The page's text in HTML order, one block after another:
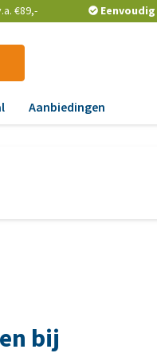
€89,- Eenvoudig
darmen en diarree
Aanbiedingen
bij